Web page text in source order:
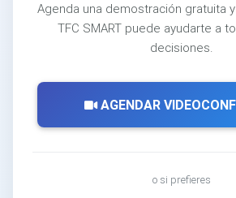
Agenda una demostración gratuita
TFC SMART puede ayudarte a
decisiones.
AGENDAR
o si prefieres